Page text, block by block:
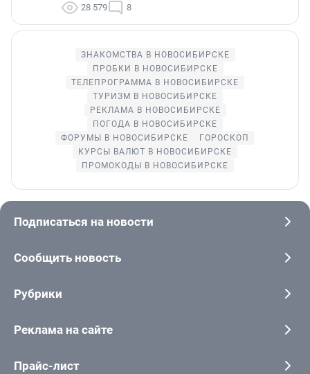
28 579 8
ЗНАКОМСТВА В НОВОСИБИРСКЕ
ПРОБКИ В НОВОСИБИРСКЕ
ТЕЛЕПРОГРАММА В НОВОСИБИРСКЕ
ТУРИЗМ В НОВОСИБИРСКЕ
РЕКЛАМА В НОВОСИБИРСКЕ
ПОГОДА В НОВОСИБИРСКЕ
ФОРУМЫ В НОВОСИБИРСКЕ
ГОРОСКОП
КУРСЫ ВАЛЮТ В НОВОСИБИРСКЕ
ПРОМОКОДЫ В НОВОСИБИРСКЕ
Подписаться на новости
Сообщить новость
Рубрики
Реклама на сайте
Прайс-лист